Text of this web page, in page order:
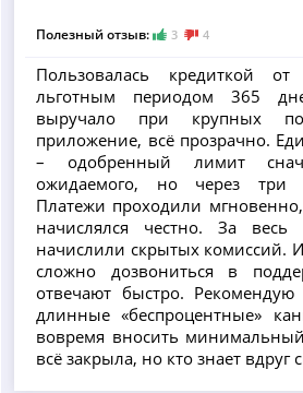
Полезный отзыв: 3 4
Пользовалась кредиткой
льготным периодом 365
выручало при крупных
приложение, всё прозрачно.
– одобренный лимит
ожидаемого, но через три
Платежи проходили
начислялся честно. За
начислили скрытых комиссий.
сложно дозвониться в
отвечают быстро.
длинные «беспроцентные»
вовремя вносить
всё закрыла, но кто знает вдруг